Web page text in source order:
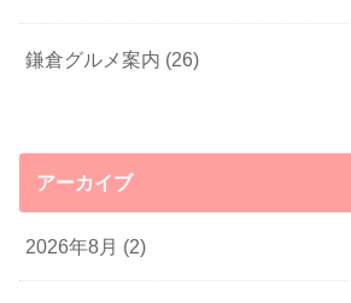
鎌倉グルメ案内 (26)
アーカイブ
2026年8月 (2)